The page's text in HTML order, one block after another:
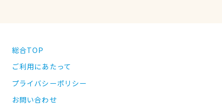
総合TOP
ご利用にあたって
プライバシーポリシー
お問い合わせ